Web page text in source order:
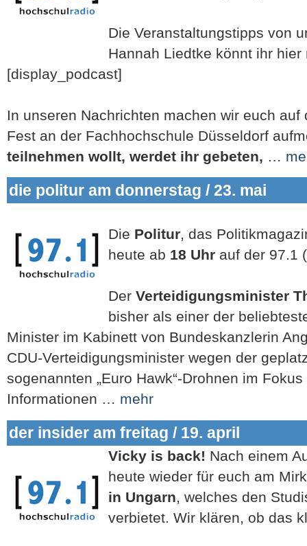
Die Veranstaltungstipps von
Hannah Liedtke könnt ihr
[display_podcast]
In unseren Nachrichten machen wir euch auf
Fest an der Fachhochschule Düsseldorf
teilnehmen wollt, werdet ihr gebeten, …
die politur am donnerstag / 23. mai
Die Politur, das
heute ab 18 Uhr auf der
Der Verteidigungsminister
bisher als einer der
Minister im Kabinett von Bundeskanzlerin
CDU-Verteidigungsminister wegen der
sogenannten „Euro Hawk“-Drohnen im
Informationen … mehr
der insider am freitag / 19. april
Vicky is back! Nach einem
heute wieder für euch am
in Ungarn, welches den
verbietet. Wir klären, ob das